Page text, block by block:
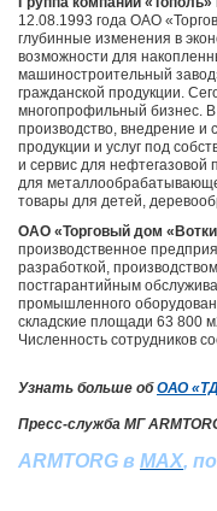
12.08.1993 года ОАО
глубинные изменения в
возможности для
машиностроительный
гражданской продукции.
многопрофильный бизнес. В
производство, внедрение
продукции и услуг под
и сервис для
для
товары для детей,
ОАО «Торговый дом
производственное
разработкой,
постгарантийным
промышленного
складские площади 63 800
Численность сотрудников
Узнать больше обОАО
Пресс-служба МГ
ARMTORG в MAX,